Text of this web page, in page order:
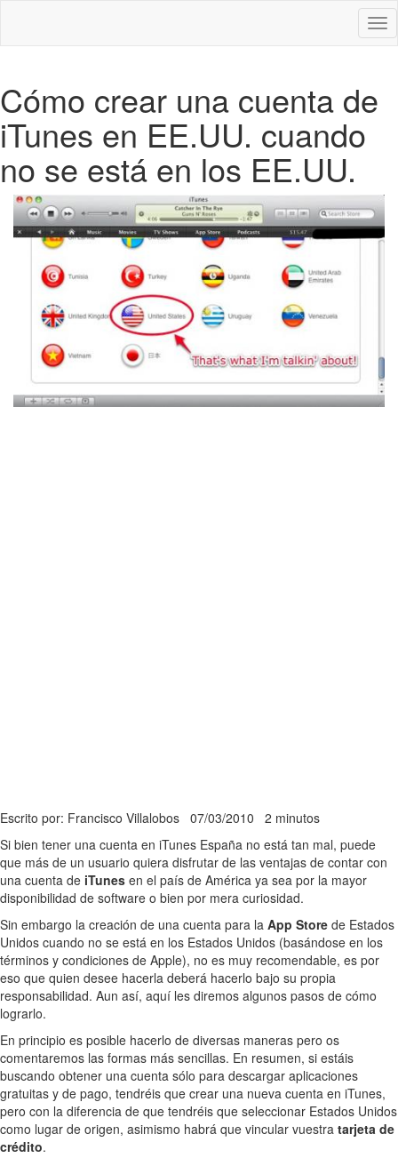
Cómo crear una cuenta de
iTunes en EE.UU. cuando
no se está en los EE.UU.
Escrito por: Francisco Villalobos 07/03/2010 2 minutos
Si bien tener una cuenta en iTunes España no está tan mal, puede
que más de un usuario quiera disfrutar de las ventajas de contar con
una cuenta de iTunes en el país de América ya sea por la mayor
disponibilidad de software o bien por mera curiosidad.
Sin embargo la creación de una cuenta para la App Store de Estados
Unidos cuando no se está en los Estados Unidos (basándose en los
términos y condiciones de Apple), no es muy recomendable, es por
eso que quien desee hacerla deberá hacerlo bajo su propia
responsabilidad. Aun así, aquí les diremos algunos pasos de cómo
lograrlo.
En principio es posible hacerlo de diversas maneras pero os
comentaremos las formas más sencillas. En resumen, si estáis
buscando obtener una cuenta sólo para descargar aplicaciones
gratuitas y de pago, tendréis que crear una nueva cuenta en iTunes,
pero con la diferencia de que tendréis que seleccionar Estados Unidos
como lugar de origen, asimismo habrá que vincular vuestra tarjeta de
crédito.